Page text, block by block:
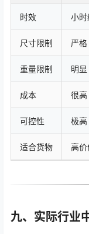
时效 小时
尺寸限制 严格
重量限制 明显
成本 很高
可控性 极高
适合货物 高
九、实际行业